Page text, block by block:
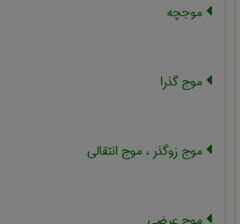
موجچه
موج گذرا
موج زوگذر ، موج انتقالی